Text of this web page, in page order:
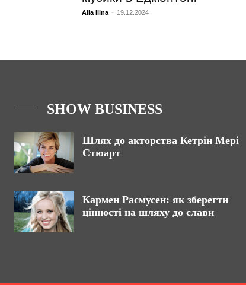
Alla Ilina - 19.12.2024
SHOW BUSINESS
Шлях до акторства Кетрін Мері
Стюарт
Кармен Расмусен: як зберегти
цінності на шляху до слави